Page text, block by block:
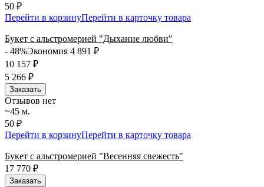
50 ₽
Перейти в корзинуПерейти в карточку товара
Букет с альстромерией "Дыхание любви"
- 48%Экономия 4 891 ₽
10 157 ₽
5 266 ₽
Заказать
Отзывов нет
~45 м.
50 ₽
Перейти в корзинуПерейти в карточку товара
Букет с альстромерией "Весенняя свежесть"
17 770 ₽
Заказать